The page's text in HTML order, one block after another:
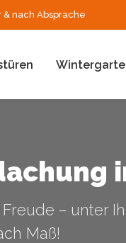
& nach Absprache
– unter
Maß!